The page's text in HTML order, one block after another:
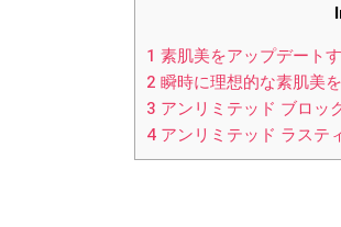
1 素肌美をアップデート
2 瞬時に理想的な素肌美
3 アンリミテッド ブロッ
4 アンリミテッド ラステ